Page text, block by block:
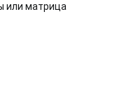
или матрица